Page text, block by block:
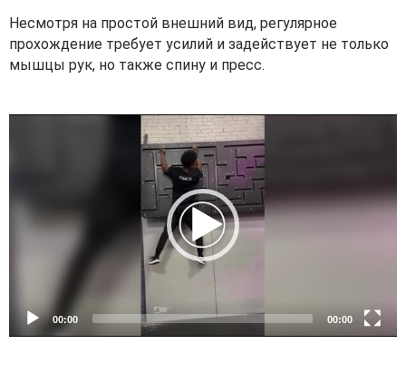
Несмотря на простой внешний вид, регулярное
прохождение требует усилий и задействует не только
мышцы рук, но также спину и пресс.
o
r
00:00 00:00